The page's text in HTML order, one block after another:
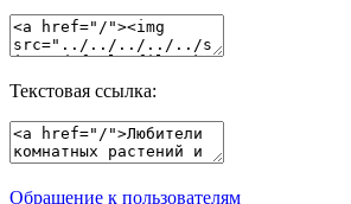
Текстовая ссылка:
Обращение к пользователям